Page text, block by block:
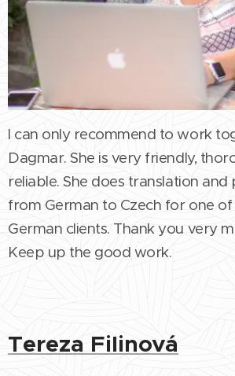
I can only recommend to work
Dagmar. She is very friendly,
reliable. She does translation
from German to Czech for one
German clients. Thank you very
Keep up the good work.
Tereza Filinová